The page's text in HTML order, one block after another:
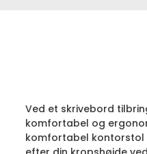
Ved et skrivebord
komfortabel og
komfortabel kontorstol